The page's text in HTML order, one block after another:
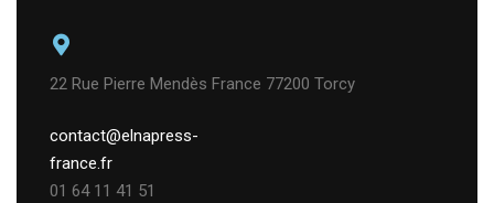
22 Rue Pierre Mendès France 77200 Torcy
contact@elnapress-
france.fr
01 64 11 41 51